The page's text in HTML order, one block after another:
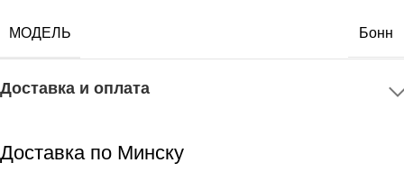
МОДЕЛЬ Бонн
Доставка и оплата
Доставка по Минску